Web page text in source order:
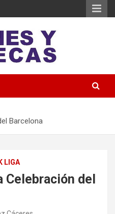
Barcelona
LIGA
Celebración del